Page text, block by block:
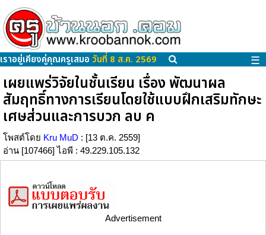
เราอยู่เคียงคู่คุณครูเสมอ วันที่ 8 ส.ค. 2569 ☰
เผยแพร่วิจัยในชั้นเรียน เรื่อง พัฒนาผล
สัมฤทธิ์ทางการเรียนโดยใช้แบบฝึกเสริมทักษะ
เศษส่วนและการบวก ลบ ค
โพสต์โดย Kru MuD : [13 ต.ค. 2559]
อ่าน [107466] ไอพี : 49.229.105.132
Advertisement